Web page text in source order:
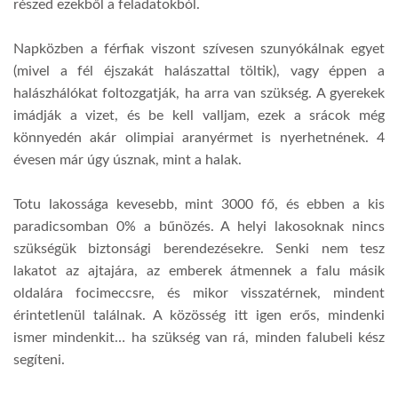
részed ezekből a feladatokból.
Napközben a férfiak viszont szívesen szunyókálnak egyet
(mivel a fél éjszakát halászattal töltik), vagy éppen a
halászhálókat foltozgatják, ha arra van szükség. A gyerekek
imádják a vizet, és be kell valljam, ezek a srácok még
könnyedén akár olimpiai aranyérmet is nyerhetnének. 4
évesen már úgy úsznak, mint a halak.
Totu lakossága kevesebb, mint 3000 fő, és ebben a kis
paradicsomban 0% a bűnözés. A helyi lakosoknak nincs
szükségük biztonsági berendezésekre. Senki nem tesz
lakatot az ajtajára, az emberek átmennek a falu másik
oldalára focimeccsre, és mikor visszatérnek, mindent
érintetlenül találnak. A közösség itt igen erős, mindenki
ismer mindenkit… ha szükség van rá, minden falubeli kész
segíteni.